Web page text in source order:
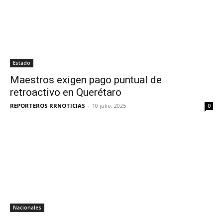
Estado
Maestros exigen pago puntual de
retroactivo en Querétaro
REPORTEROS RRNOTICIAS - 10 julio, 2025 0
Nacionales